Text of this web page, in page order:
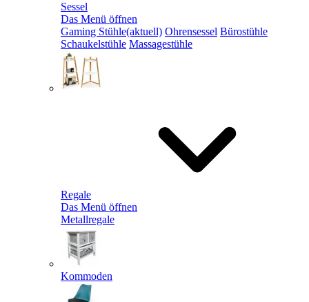
Sessel
Das Menü öffnen
Gaming Stühle(aktuell) Ohrensessel Bürostühle
Schaukelstühle Massagestühle
Regale
Das Menü öffnen
Metallregale
Kommoden